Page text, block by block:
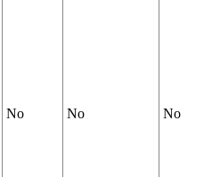
No No No